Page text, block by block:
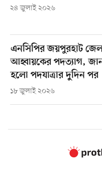
২৪ জুলাই ২০২৬
এনসিপির জয়পুরহাট
আহ্বায়কের পদত্যাগ,
হলো পদযাত্রার দুদিন পর
১৮ জুলাই ২০২৬